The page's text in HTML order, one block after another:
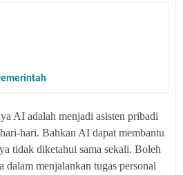
AI adalah menjadi asisten pribadi
hari. Bahkan AI dapat membantu
tidak diketahui sama sekali. Boleh
dalam menjalankan tugas personal